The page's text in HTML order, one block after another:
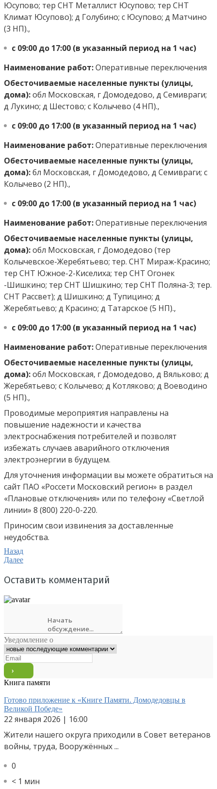
Юсупово; тер СНТ Металлист Юсупово; тер СНТ
Климат Юсупово); д Голубино; с Юсупово; д Матчино
(3 НП).,
с 09:00 до 17:00 (в указанный период на 1 час)
Наименование работ:Оперативные переключения
Обесточиваемые населенные пункты (улицы,
дома):обл Московская, г Домодедово, д Семивраги;
д Лукино; д Шестово; с Колычево (4 НП).,
с 09:00 до 17:00 (в указанный период на 1 час)
Наименование работ:Оперативные переключения
Обесточиваемые населенные пункты (улицы,
дома):бл Московская, г Домодедово, д Семивраги; с
Колычево (2 НП).,
с 09:00 до 17:00 (в указанный период на 1 час)
Наименование работ:Оперативные переключения
Обесточиваемые населенные пункты (улицы,
дома):обл Московская, г Домодедово (тер
Колычевское-Жеребятьево; тер. СНТ Мираж-Красино;
тер СНТ Южное-2-Киселиха; тер СНТ Огонек
-Шишкино; тер СНТ Шишкино; тер СНТ Поляна-3; тер.
СНТ Рассвет); д Шишкино; д Тупицино; д
Жеребятьево; д Красино; д Татарское (5 НП).,
с 09:00 до 17:00 (в указанный период на 1 час)
Наименование работ:Оперативные переключения
Обесточиваемые населенные пункты (улицы,
дома):обл Московская, г Домодедово, д Вяльково; д
Жеребятьево; с Колычево; д Котляково; д Воеводино
(5 НП).,
Проводимые мероприятия направлены на
повышение надежности и качества
электроснабжения потребителей и позволят
избежать случаев аварийного отключения
электроэнергии в будущем.
Для уточнения информации вы можете обратиться на
сайт ПАО «Россети Московский регион» в раздел
«Плановые отключения» или по телефону «Светлой
линии» 8 (800) 220-0-220.
Приносим свои извинения за доставленные
неудобства.
Назад
Далее
Оставить комментарий
Уведомление о
Книга памяти
Готово приложение к «Книге Памяти. Домодедовцы в
Великой Победе»
22 января 2026 | 16:00
Жители нашего округа приходили в Совет ветеранов
войны, труда, Вооружённых ...
0
< 1 мин